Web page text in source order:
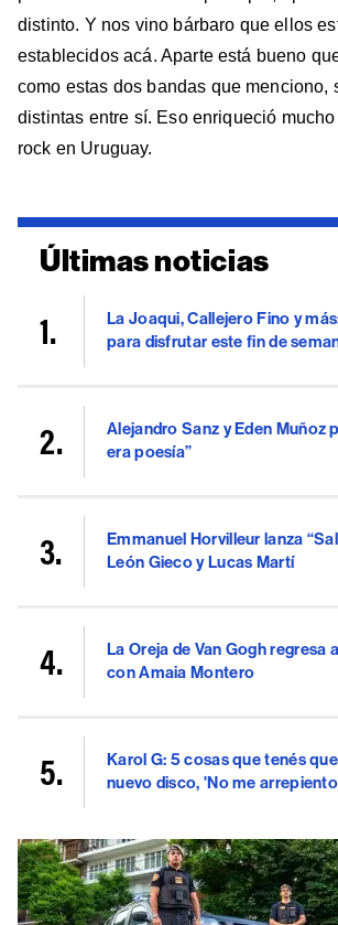
distinto. Y nos vino bárbaro que ellos
establecidos acá. Aparte está bueno
como estas dos bandas que menciono,
distintas entre sí. Eso enriqueció mucho
rock en Uruguay.
Últimas noticias
La Joaqui, Callejero Fino y
para disfrutar este fin de
Alejandro Sanz y Eden Muñoz
era poesía”
Emmanuel Horvilleur lanza
León Gieco y Lucas Martí
La Oreja de Van Gogh regresa
con Amaia Montero
Karol G: 5 cosas que tenés
nuevo disco, 'No me